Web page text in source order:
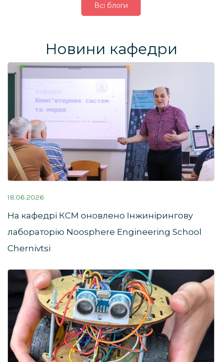
Всі блоги
Новини кафедри
18.06.2026
На кафедрі КСМ оновлено Інжинірингову
лабораторію Noosphere Engineering School
Chernivtsi